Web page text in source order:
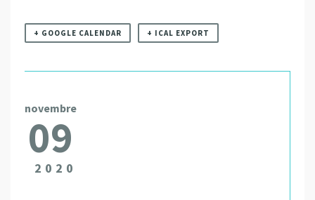
+ GOOGLE CALENDAR + ICAL EXPORT
novembre
09
2020